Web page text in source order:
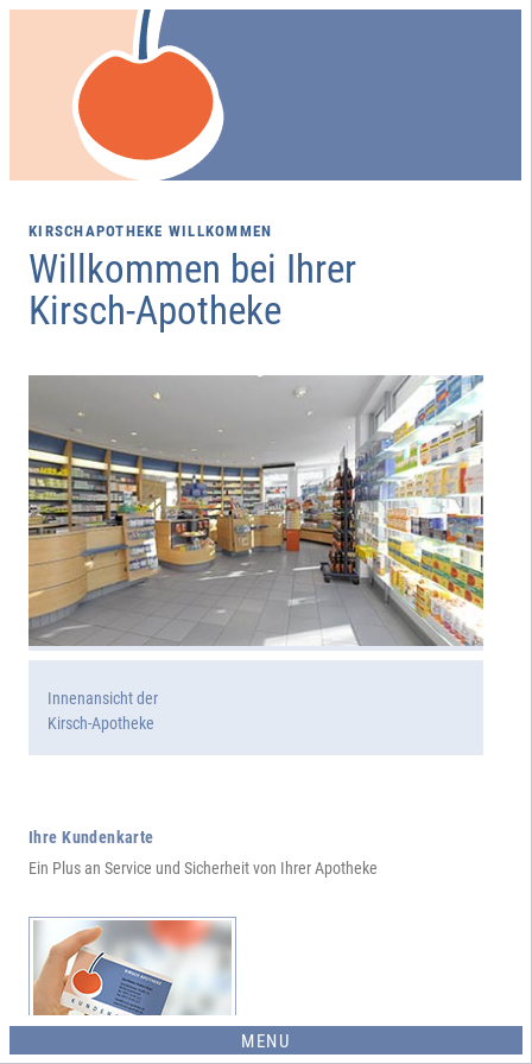
WILLKOMMEN
Willkommen bei Ihrer
Kirsch-Apotheke
Innenansicht der
Kirsch-Apotheke
Ihre Kundenkarte
Ein Plus an Service und Sicherheit von Ihrer Apotheke
MENU